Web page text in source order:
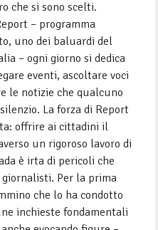
che si sono scelti.
– programma
uno dei baluardi del
– ogni giorno si dedica
eventi, ascoltare voci
le notizie che qualcuno
La forza di Report
offrire ai cittadini il
un rigoroso lavoro di
è irta di pericoli che
Per la prima
che lo ha condotto
inchieste fondamentali